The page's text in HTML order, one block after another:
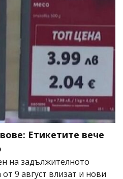
Етикетите вече
на задължителното
9 август влизат и нови